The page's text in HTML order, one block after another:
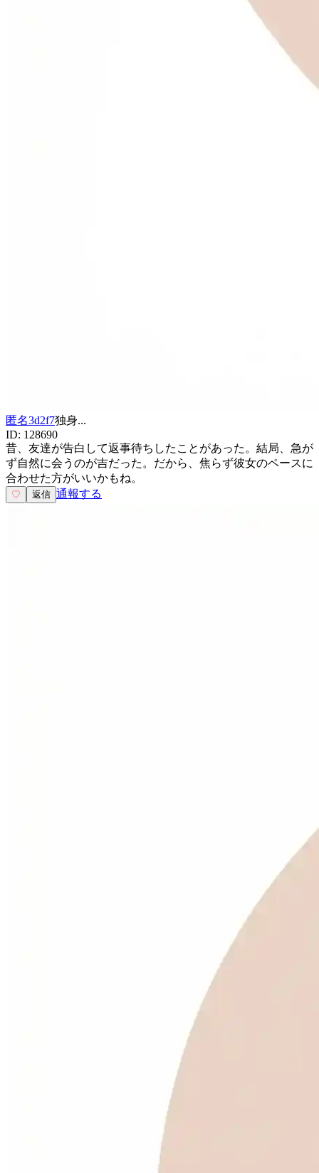
匿名3d2f7独身...
ID: 128690
昔、友達が告白して返事待ちしたことがあった。結局、急が
ず自然に会うのが吉だった。だから、焦らず彼女のペースに
合わせた方がいいかもね。
♡ 返信 通報する